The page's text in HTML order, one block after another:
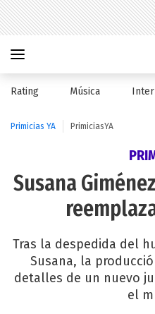
Rating Música
Primicias YA PrimiciasYA
Susana
Tras la despedida del
Susana, la
detalles de un nuevo
el